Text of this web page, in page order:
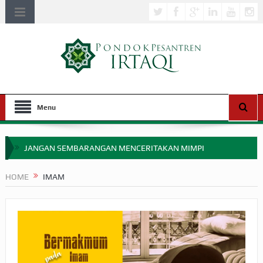
Menu
JANGAN SEMBARANGAN MENCERITAKAN MIMPI
APA HUKUM MEMPERCEPAT PEMBAYARAN ZAKAT
SEBELUM TIBA SAAT WAJIB?
HAKIKAT NIKMAT DI DUNIA!
HOME IMAM